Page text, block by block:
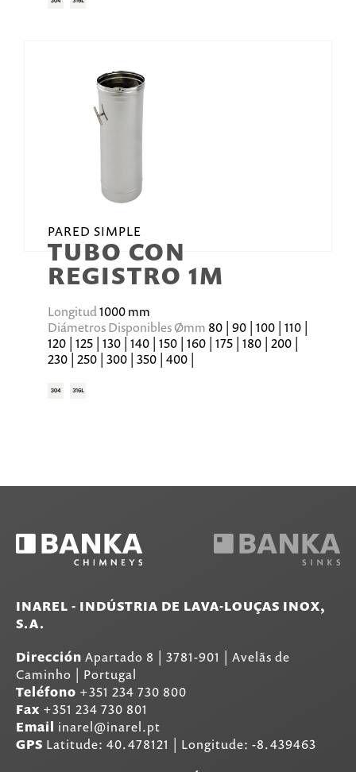
PARED SIMPLE
TUBO CON
REGISTRO 1M
Longitud1000 mm
Diámetros Disponibles Ømm 80 | 90 | 100 | 110 |
120 | 125 | 130 | 140 | 150 | 160 | 175 | 180 | 200 |
230 | 250 | 300 | 350 | 400 |
INAREL - INDÚSTRIA DE LAVA-LOUÇAS INOX,
S.A.
Dirección Apartado 8 3781-901
Avelãs de
Caminho | Portugal
Teléfono +351 234 730 800
Fax +351 234 730 801
Email inarel@inarel.pt
GPS Latitude: 40.478121 | Longitude: -8.439463